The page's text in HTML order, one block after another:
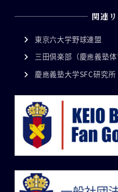
関連
東京六大学野球連盟
三田倶楽部（慶應義塾体
慶應義塾大学SFC研究